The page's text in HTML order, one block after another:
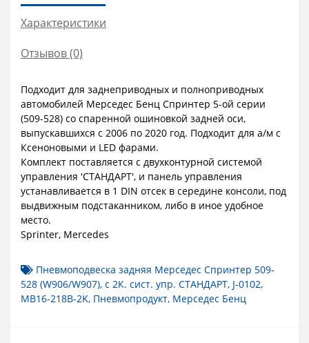
Характеристики
Отзывов (0)
Подходит для заднеприводных и полноприводных
автомобилей Мерседес Бенц Спринтер 5-ой серии
(509-528) со спаренной ошиновкой задней оси,
выпускавшихся с 2006 по 2020 год. Подходит для а/м с
Ксеноновыми и LED фарами.
Комплект поставляется с двухконтурной системой
управления 'СТАНДАРТ', и панель управления
устанавливается в 1 DIN отсек в середине консоли, под
выдвижным подстаканником, либо в иное удобное
место.
Sprinter, Mercedes
Пневмоподвеска задняя Мерседес Спринтер 509-
528 (W906/W907), с 2К. сист. упр. СТАНДАРТ, J-0102,
MB16-218B-2K, Пневмопродукт, Мерседес Бенц